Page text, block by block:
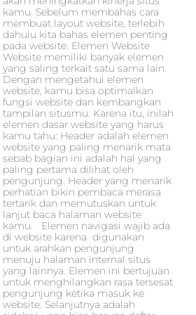
kamu. Sebelum membahas cara
membuat layout website, terlebih
dahulu kita bahas elemen penting
pada website. Elemen Website
Website memiliki banyak elemen
yang saling terkait satu sama lain.
Dengan mengetahui elemen
website, kamu bisa optimalkan
fungsi website dan kembangkan
tampilan situsmu. Karena itu, inilah
elemen dasar website yang harus
kamu tahu: Header adalah elemen
website yang paling menarik mata
sebab bagian ini adalah hal yang
paling pertama dilihat oleh
pengunjung. Header yang menarik
perhatian bikin pembaca merasa
tertarik dan memutuskan untuk
lanjut baca halaman website
kamu. Elemen navigasi wajib ada
di website karena digunakan
untuk arahkan pengunjung
menuju halaman internal situs
yang lainnya. Elemen ini bertujuan
untuk menghilangkan rasa tersesat
pengunjung ketika masuk ke
website. Selanjutnya adalah